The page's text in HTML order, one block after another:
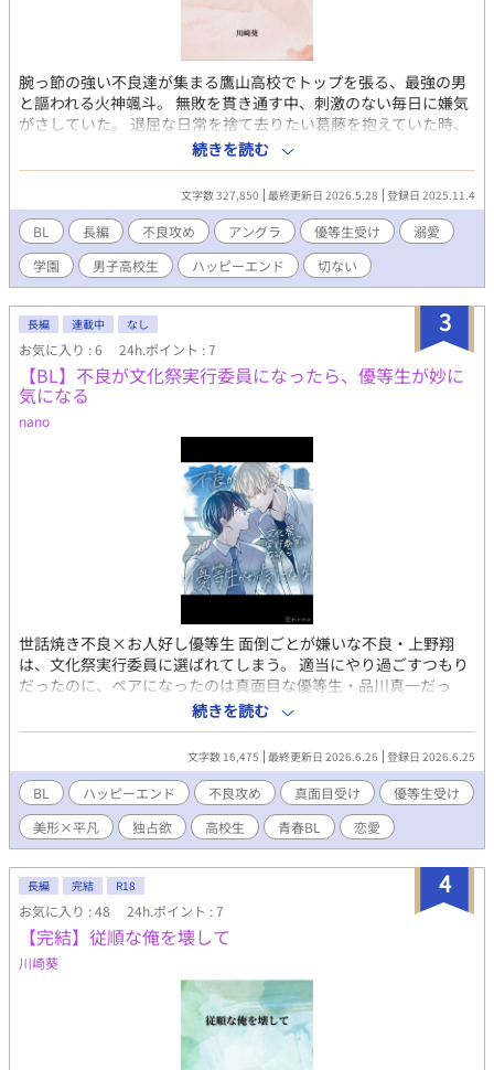
腕っ節の強い不良達が集まる鷹山高校でトップを張る、最強の男
と謳われる火神颯斗。 無敗を貫き通す中、刺激のない毎日に嫌気
がさしていた。 退屈な日常を捨て去りたい葛藤を抱えていた時、
不思議と気になってしまう相手と出会う。 喧嘩が強い訳でもな
く、真面目なその相手との接点はまるでない。 それでも存在が気
になり、素性を知りたくなる。 初めて抱く感情に戸惑いつつ、喧
嘩以外の初めての刺激に次第に心動かされ…… 最強の不良×警視
総監の息子 初めての恋心に戸惑い、止まらなくなる不良の恋愛
譚。 本編【従順な俺を壊して】の颯斗(攻)視点になります。 本編
の裏側になるので、本編を知らなくても話は分かるように書いて
いるつもりですが、話が交差する部分は省略したりしてます。 本
編を知っていた方が楽しめるとは思いますので、長編に抵抗がな
い方は是非本編も……
続きを読む
文字数 327,850 最終更新日 2026.5.28 登録日 2025.11.4
BL 長編 不良攻め アングラ 優等生受け
溺愛
学園
男子高校生 ハッピーエンド 切ない
3
長編 連載中 なし
お気に入り : 6 24h.ポイント : 7
【BL】不良が文化祭実行委員になったら、優等生が妙に
気になる
nano
世話焼き不良×お人好し優等生 面倒ごとが嫌いな不良・上野翔
は、文化祭実行委員に選ばれてしまう。 適当にやり過ごすつもり
だったのに、ペアになったのは真面目な優等生・品川真一だっ
た。 本来であれば関わらないような存在だったが、翔は真一のこ
とが妙に気になる。 文化祭準備を通して、二人は少しずつ惹かれ
ていく。 ※全10話ほど予定。両思いハッピーエンド保証です。 ※
連載中 ※サムネ・表紙は自身で描いています。
続きを読む
文字数 16,475 最終更新日 2026.6.26 登録日 2026.6.25
BL ハッピーエンド 不良攻め 真面目受け
優等生受け
美形×平凡
独占欲 高校生 青春BL 恋愛
4
長編 完結 R18
お気に入り : 48 24h.ポイント : 7
【完結】従順な俺を壊して
川崎葵